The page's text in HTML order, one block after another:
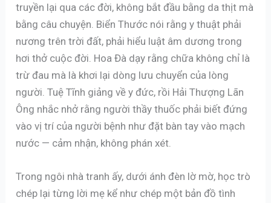
truyền lại qua các đời, không bắt đầu bằng da thịt mà
bằng câu chuyện. Biển Thước nói rằng y thuật phải
nương trên trời đất, phải hiểu luật âm dương trong
hơi thở cuộc đời. Hoa Đà dạy rằng chữa không chỉ là
trừ đau mà là khơi lại dòng lưu chuyển của lòng
người. Tuệ Tĩnh giảng về y đức, rồi Hải Thượng Lãn
Ông nhắc nhở rằng người thầy thuốc phải biết đứng
vào vị trí của người bệnh như đặt bàn tay vào mạch
nước — cảm nhận, không phán xét.
Trong ngôi nhà tranh ấy, dưới ánh đèn lờ mờ, học trò
chép lại từng lời mẹ kể như chép một bản đồ tình